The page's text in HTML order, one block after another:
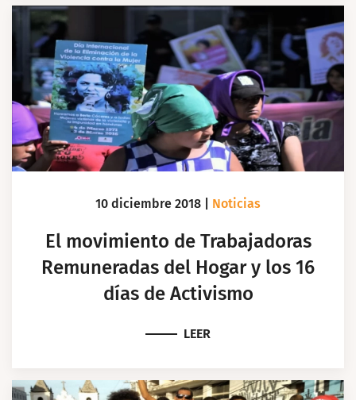
10 diciembre 2018 Noticias
El movimiento de Trabajadoras
Remuneradas del Hogar y los 16
días de Activismo
LEER